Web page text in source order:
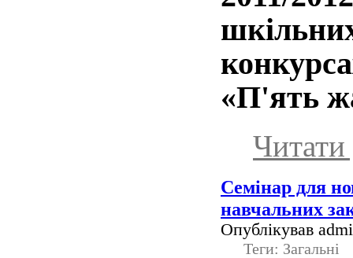
«П'ять
Семінар для
навчальних
Опублікував
Теги: Загальні